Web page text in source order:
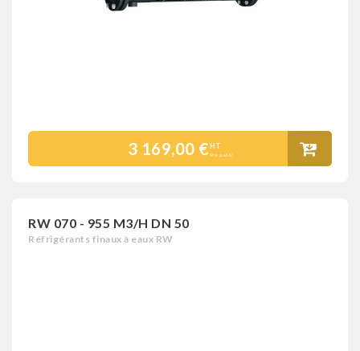
3 169,00 €HT
Prix public
RW 070 - 955 M3/H DN 50
Réfrigérants finaux à eaux RW